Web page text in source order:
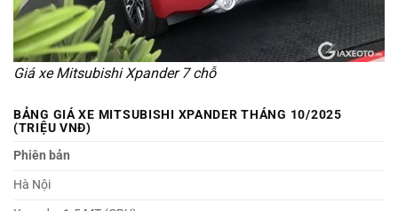
Giá xe Mitsubishi Xpander 7 chỗ
BẢNG GIÁ XE MITSUBISHI XPANDER THÁNG 10/2025
(TRIỆU VNĐ)
Phiên bản
Hà Nội